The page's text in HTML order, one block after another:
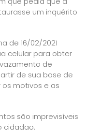
um inquérito
de 16/02/2021
celular para obter
de
de sua base de
motivos e as
são imprevisíveis
cidadão.